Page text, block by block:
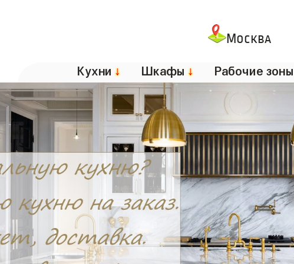
Москва
Кухни ↓ Шкафы ↓ Рабочие зоны